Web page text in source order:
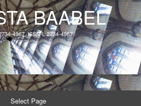
BAABEL
4967, ISSN-L 2734-4967
Select Page